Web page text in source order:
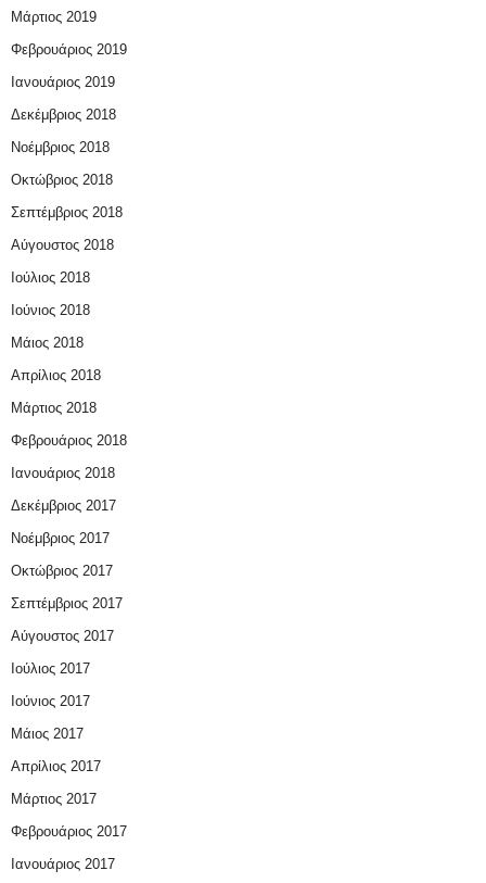
Μάρτιος 2019
Φεβρουάριος 2019
Ιανουάριος 2019
Δεκέμβριος 2018
Νοέμβριος 2018
Οκτώβριος 2018
Σεπτέμβριος 2018
Αύγουστος 2018
Ιούλιος 2018
Ιούνιος 2018
Μάιος 2018
Απρίλιος 2018
Μάρτιος 2018
Φεβρουάριος 2018
Ιανουάριος 2018
Δεκέμβριος 2017
Νοέμβριος 2017
Οκτώβριος 2017
Σεπτέμβριος 2017
Αύγουστος 2017
Ιούλιος 2017
Ιούνιος 2017
Μάιος 2017
Απρίλιος 2017
Μάρτιος 2017
Φεβρουάριος 2017
Ιανουάριος 2017